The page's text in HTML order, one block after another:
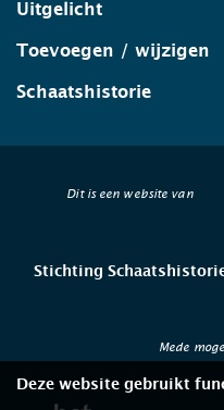
Uitgelicht
Toevoegen / wijzigen
Schaatshistorie
Dit is een website van
Stichting
Mede
Deze website gebruikt